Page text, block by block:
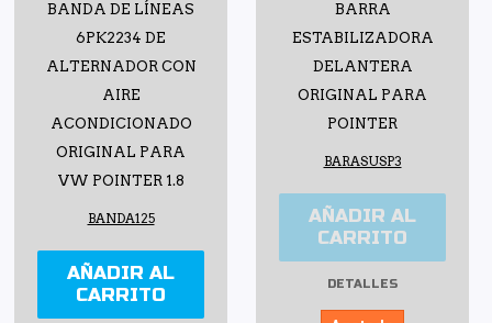
BANDA DE LÍNEAS
6PK2234 DE
ALTERNADOR CON
AIRE
ACONDICIONADO
ORIGINAL PARA
VW POINTER 1.8
BANDA125
AÑADIR AL
CARRITO
BARRA
ESTABILIZADORA
DELANTERA
ORIGINAL PARA
POINTER
BARASUSP3
AÑADIR AL
CARRITO
DETALLES